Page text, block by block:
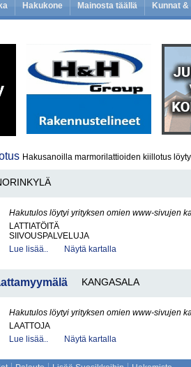
Hakukone Mainosta täällä Kunnat
Hakusanoilla marmorilattioiden kiillotus
Hakutulos löytyi yrityksen omien www-sivujen
LATTIATÖITÄ
SIIVOUSPALVELUJA
Lue lisää..
Näytä kartalla
KANGASALA
Hakutulos löytyi yrityksen omien www-sivujen
LAATTOJA
Lue lisää..
Näytä kartalla